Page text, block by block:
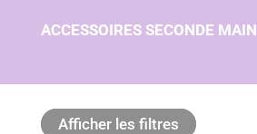
ACCESSOIRES SECONDE MAIN
Afficher les filtres